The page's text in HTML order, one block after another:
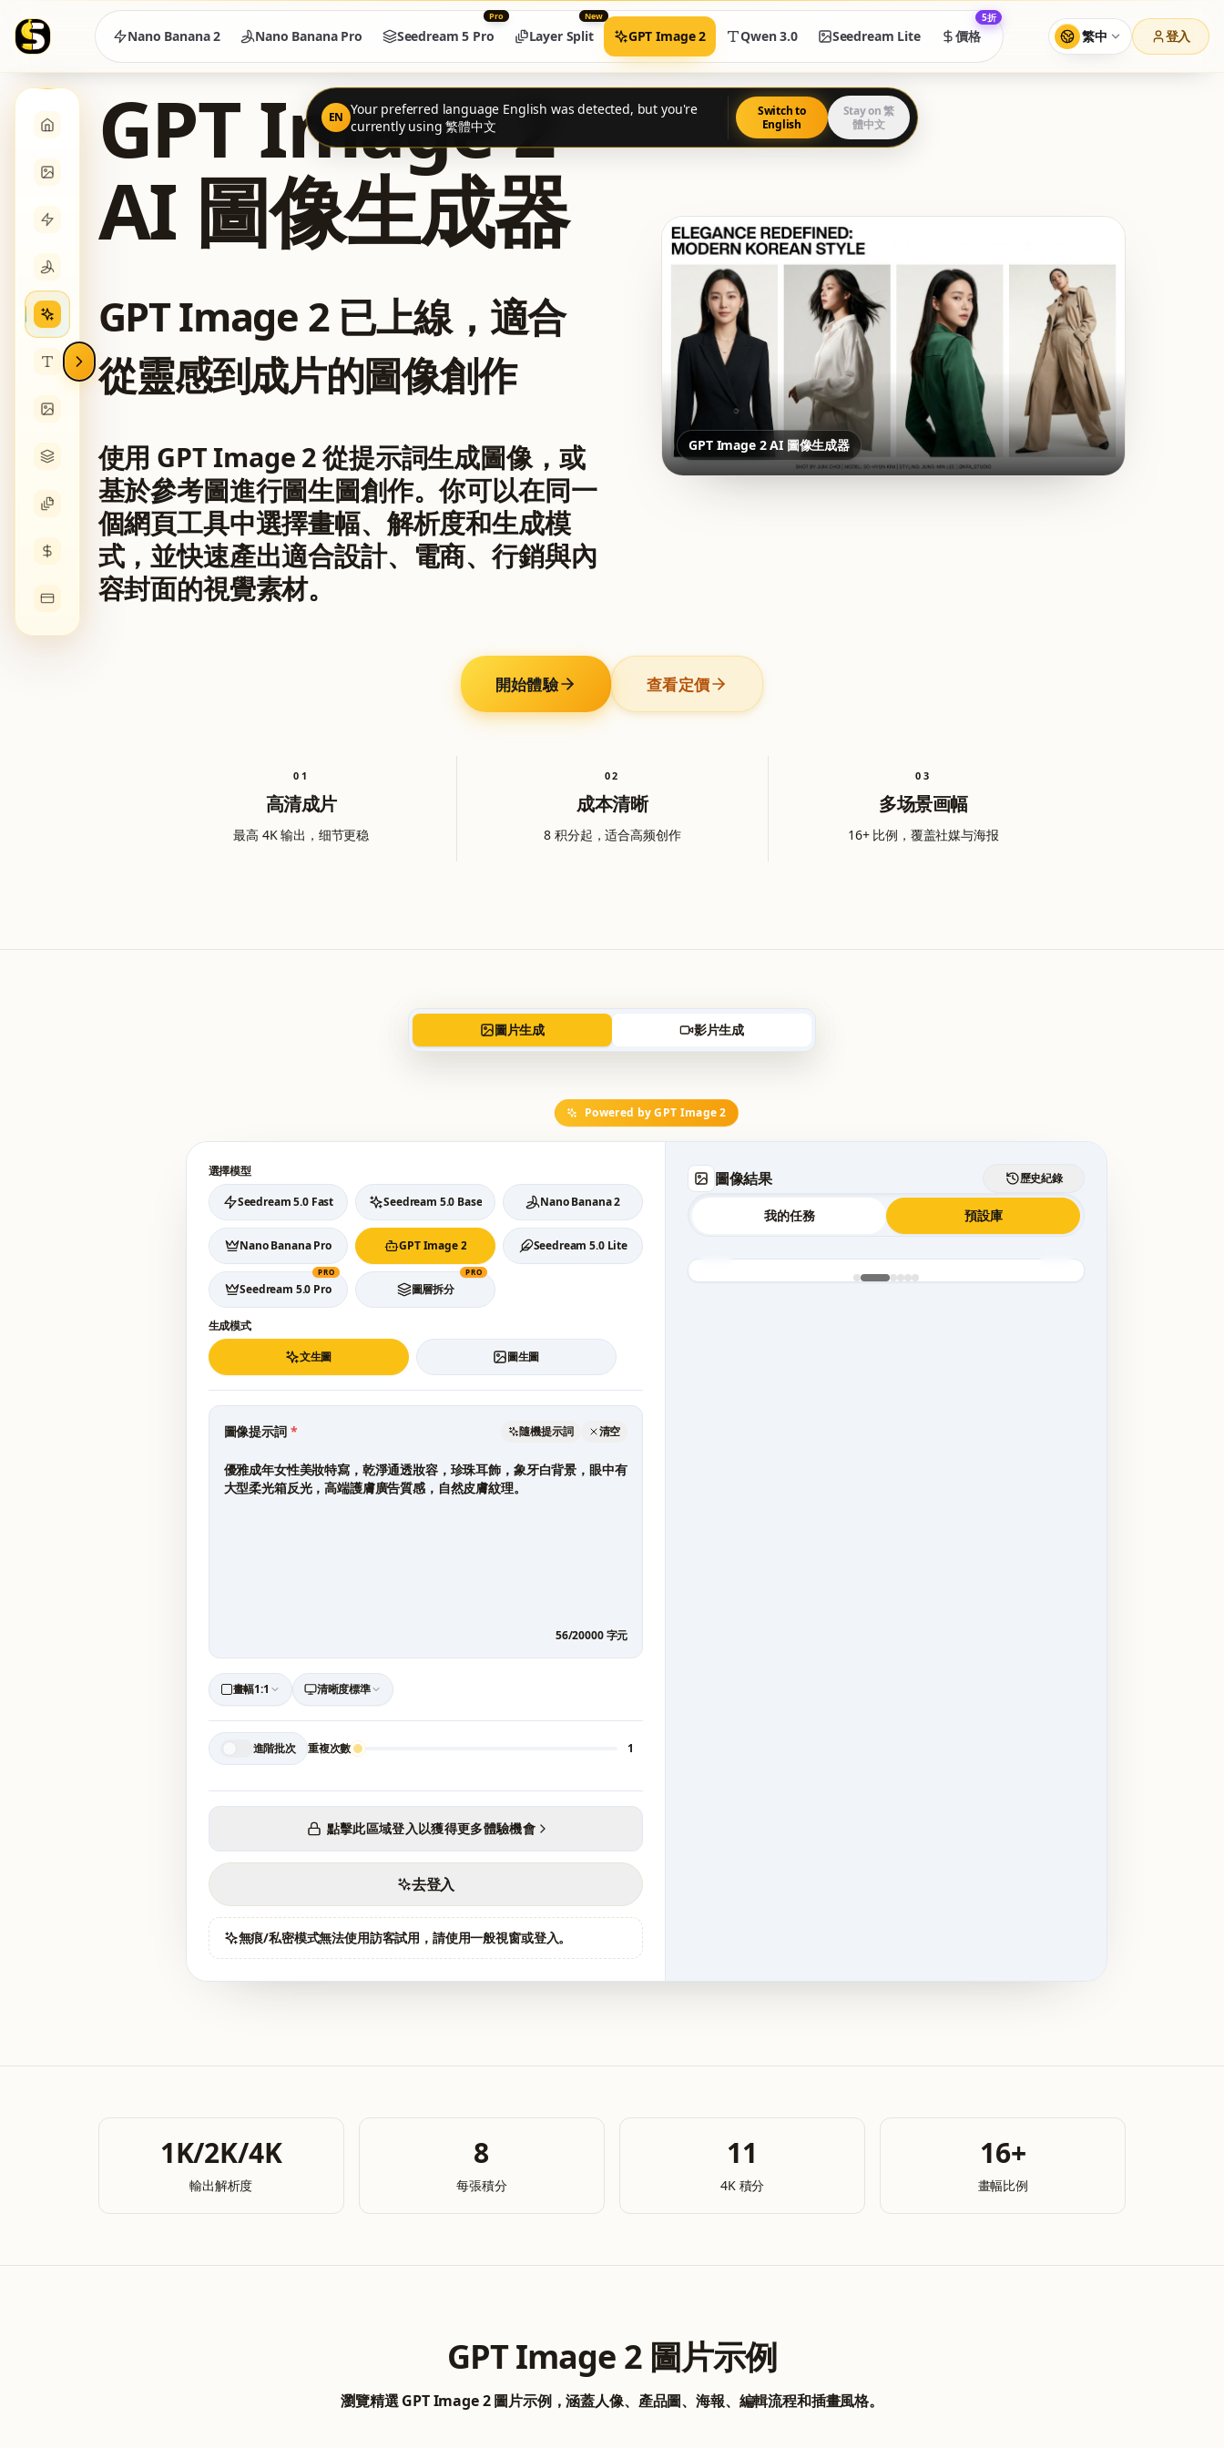
Nano Banana 2 Nano Banana Pro Seedream 5 Pro
Pro
Layer Split
New
GPT Image 2 Qwen 3.0 Seedream Lite 價格
5折
繁中 登入
EN Your preferred language English was detected, but you're
currently using 繁體中文
Switch to
English
Stay on 繁
體中文
GPT Image 2
AI 圖像生成器
GPT Image 2 已上線，適合
從靈感到成片的圖像創作
使用 GPT Image 2 從提示詞生成圖像，或
基於參考圖進行圖生圖創作。你可以在同一
個網頁工具中選擇畫幅、解析度和生成模
式，並快速產出適合設計、電商、行銷與內
容封面的視覺素材。
GPT Image 2 AI 圖像生成器
開始體驗 查看定價
0 1
高清成片
最高 4K 输出，细节更稳
02
成本清晰
8 积分起，适合高频创作
0 3
多场景画幅
16+ 比例，覆盖社媒与海报
圖片生成 影片生成
Powered by GPT Image 2
選擇模型
Seedream 5.0 Fast
Seedream 5.0 Base Nano Banana 2
Nano Banana Pro GPT Image 2 Seedream 5.0 Lite
Seedream 5.0 Pro
PRO
圖層拆分
PRO
生成模式
文生圖
圖生圖
圖像提示詞 * 隨機提示詞 清空
56/20000字元
畫幅1:1 清晰度標準
進階批次 重複次數 1
點擊此區域登入以獲得更多體驗機會
去登入
無痕/私密模式無法使用訪客試用，請使用一般視窗或登入。
圖像結果 歷史紀錄
我的任務 預設庫
1K/2K/4K
輸出解析度
8
每張積分
11
4K 積分
16+
畫幅比例
GPT Image 2 圖片示例
瀏覽精選 GPT Image 2 圖片示例，涵蓋人像、產品圖、海報、編輯流程和插畫風格。